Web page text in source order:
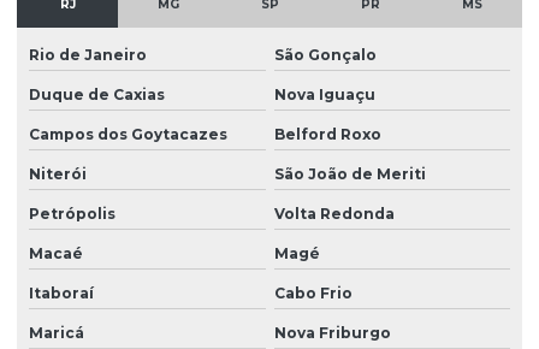
RJ MG SP PR MS
Rio de Janeiro São Gonçalo
Duque de Caxias Nova Iguaçu
Campos dos Goytacazes Belford Roxo
Niterói São João de Meriti
Petrópolis Volta Redonda
Macaé Magé
Itaboraí Cabo Frio
Maricá Nova Friburgo